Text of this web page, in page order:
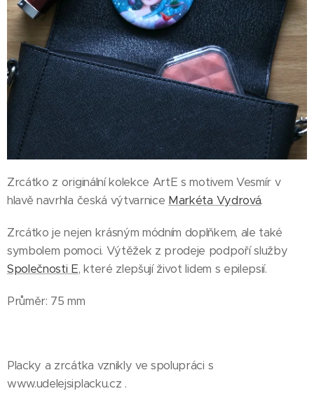
Zrcátko z originální kolekce ArtE s motivem Vesmír v
hlavě navrhla česká výtvarnice Markéta Vydrová.
Zrcátko je nejen krásným módním doplňkem, ale také
symbolem pomoci. Výtěžek z prodeje podpoří služby
Společnosti E, které zlepšují život lidem s epilepsií.
Průměr: 75 mm
Placky a zrcátka vznikly ve spolupráci s
www.udelejsiplacku.cz .